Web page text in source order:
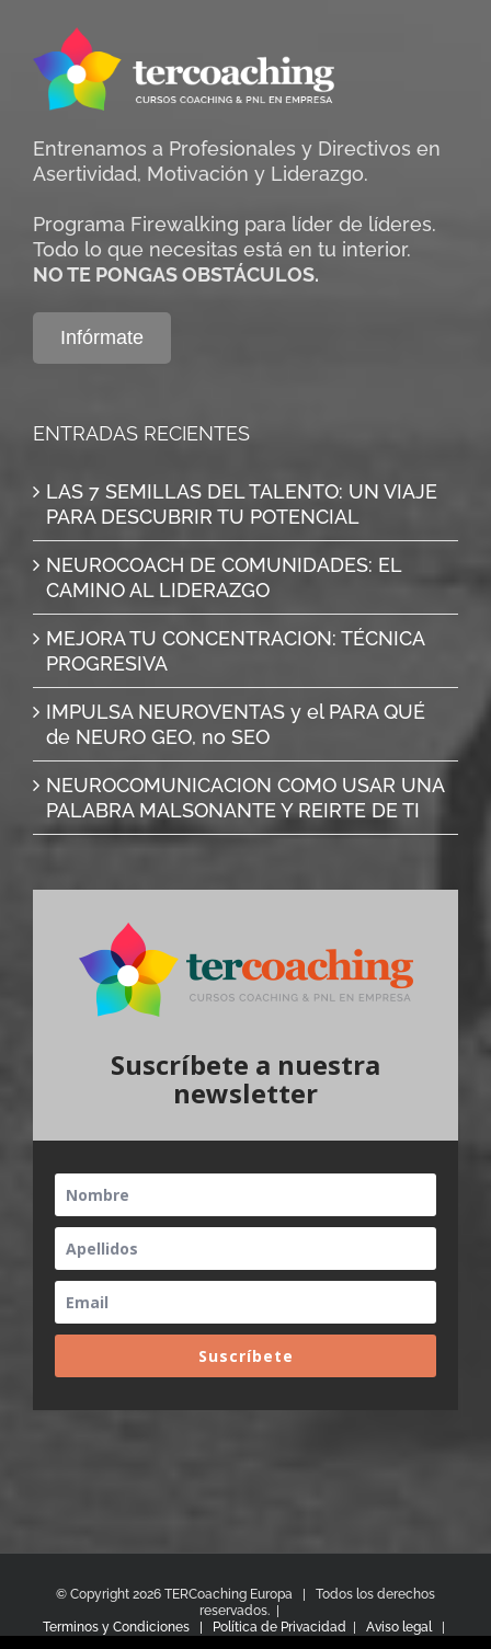
Entrenamos a Profesionales y Directivos en
Asertividad, Motivación y Liderazgo.
Programa Firewalking para líder de líderes.
Todo lo que necesitas está en tu interior.
NO TE PONGAS OBSTÁCULOS.
Infórmate
ENTRADAS RECIENTES
LAS 7 SEMILLAS DEL TALENTO: UN VIAJE
PARA DESCUBRIR TU POTENCIAL
NEUROCOACH DE COMUNIDADES: EL
CAMINO AL LIDERAZGO
MEJORA TU CONCENTRACION: TÉCNICA
PROGRESIVA
IMPULSA NEUROVENTAS y el PARA QUÉ
de NEURO GEO, no SEO
NEUROCOMUNICACION COMO USAR UNA
PALABRA MALSONANTE Y REIRTE DE TI
Suscríbete a nuestra
newsletter
Suscríbete
© Copyright 2026 TERCoaching Europa | Todos los derechos
reservados. |
Terminos y Condiciones |
Política de Privacidad Aviso legal